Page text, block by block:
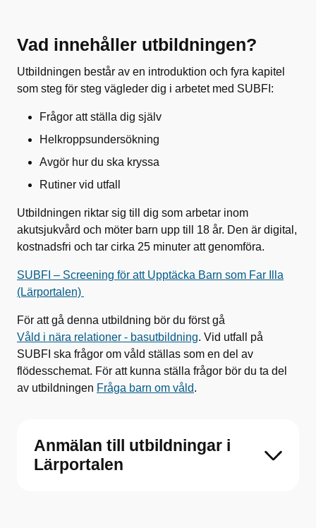
Vad innehåller utbildningen?
Utbildningen består av en introduktion och fyra kapitel
som steg för steg vägleder dig i arbetet med SUBFI:
Frågor att ställa dig själv
Helkroppsundersökning
Avgör hur du ska kryssa
Rutiner vid utfall
Utbildningen riktar sig till dig som arbetar inom
akutsjukvård och möter barn upp till 18 år. Den är digital,
kostnadsfri och tar cirka 25 minuter att genomföra.
SUBFI – Screening för att Upptäcka Barn som Far Illa
(Lärportalen)
För att gå denna utbildning bör du först gå
Våld i nära relationer - basutbildning. Vid utfall på
SUBFI ska frågor om våld ställas som en del av
flödesschemat. För att kunna ställa frågor bör du ta del
av utbildningen Fråga barn om våld.
Anmälan till utbildningar i
Lärportalen